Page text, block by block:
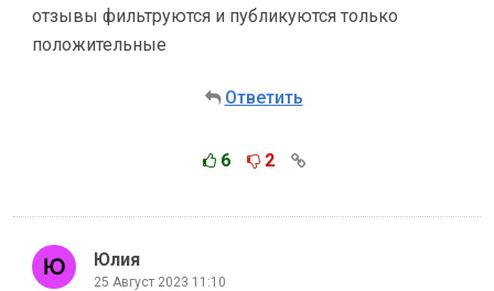
отзывы фильтруются и публикуются только
положительные
Ответить
6 2
Юлия
25 Август 2023 11:10